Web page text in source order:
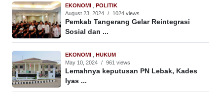
EKONOMI , POLITIK
August 23, 2024 / 1024 views
Pemkab Tangerang Gelar Reintegrasi
Sosial dan ...
EKONOMI , HUKUM
May 10, 2024 / 961 views
Lemahnya keputusan PN Lebak, Kades
Iyas ...